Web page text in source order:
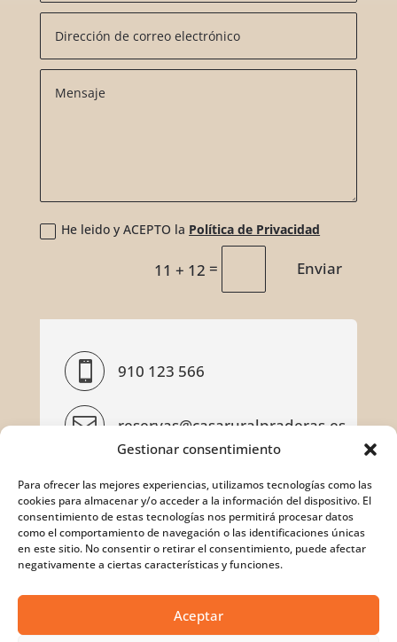
Gestionar consentimiento
Para ofrecer las mejores experiencias, utilizamos tecnologías como las
cookies para almacenar y/o acceder a la información del dispositivo. El
consentimiento de estas tecnologías nos permitirá procesar datos
como el comportamiento de navegación o las identificaciones únicas
en este sitio. No consentir o retirar el consentimiento, puede afectar
negativamente a ciertas características y funciones.
Aceptar
He leido y ACEPTO la Política de Privacidad
11 + 12 = Enviar
 910 123 566
 reservas@casaruralpraderas.es
 Tr.ª de las Praderas, 8, 28696
Pelayos de la Presa, Madrid
Copyright © 2026 Eventos Monasterio la Real.